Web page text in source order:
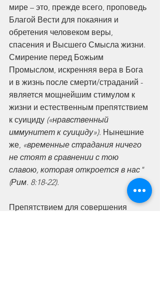
мире – это, прежде всего, проповедь
Благой Вести для покаяния и
обретения человеком веры,
спасения и Высшего Смысла жизни.
Смирение перед Божьим
Промыслом, искренняя вера в Бога
и в жизнь после смерти/страданий -
является мощнейшим стимулом к
жизни и естественным препятствием
к суициду («нравственный
иммунитет к суициду»). Нынешние
же, «временные страдания ничего
не стоят в сравнении с тою
славою, которая откроется в нас"
(Рим. 8:18-22).
Препятствием для совершения